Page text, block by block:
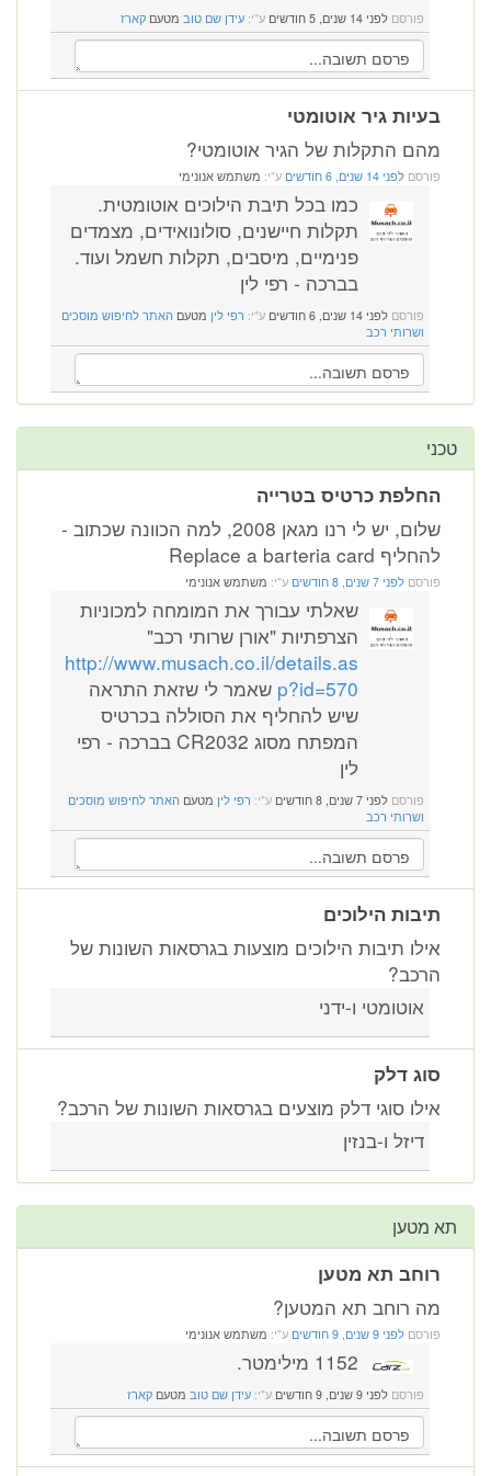
פורסם לפני 14 שנים, 5 חודשים ע"י: עידן שם טוב מטעם קארז
בעיות גיר אוטומטי
מהם התקלות של הגיר אוטומטי?
פורסם לפני 14 שנים, 6 חודשים ע"י: משתמש אנונימי
כמו בכל תיבת הילוכים אוטומטית.
תקלות חיישנים, סולונואידים, מצמדים
פנימיים, מיסבים, תקלות חשמל ועוד.
בברכה - רפי לין
פורסם לפני 14 שנים, 6 חודשים ע"י: רפי לין מטעם האתר לחיפוש מוסכים
ושרותי רכב
טכני
החלפת כרטיס בטרייה
שלום, יש לי רנו מגאן 2008, למה הכוונה שכתוב -
להחליף Replace a barteria card
פורסם לפני 7 שנים, 8 חודשים ע"י: משתמש אנונימי
שאלתי עבורך את המומחה למכוניות
הצרפתיות "אורן שרותי רכב"
http://www.musach.co.il/details.as
p?id=570 שאמר לי שזאת התראה
שיש להחליף את הסוללה בכרטיס
המפתח מסוג CR2032 בברכה - רפי
לין
פורסם לפני 7 שנים, 8 חודשים ע"י: רפי לין מטעם האתר לחיפוש מוסכים
ושרותי רכב
תיבות הילוכים
אילו תיבות הילוכים מוצעות בגרסאות השונות של
הרכב?
אוטומטי ו-ידני
סוג דלק
אילו סוגי דלק מוצעים בגרסאות השונות של הרכב?
דיזל ו-בנזין
תא מטען
רוחב תא מטען
מה רוחב תא המטען?
פורסם לפני 9 שנים, 9 חודשים ע"י: משתמש אנונימי
1152 מילימטר.
פורסם לפני 9 שנים, 9 חודשים ע"י: עידן שם טוב מטעם קארז